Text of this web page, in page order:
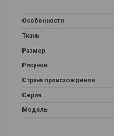
Особенности
Ткань
Размер
Рисунок
Страна происхождения
Серия
Модель